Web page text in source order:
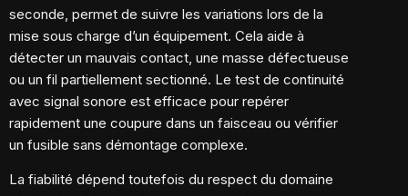
seconde, permet de suivre les variations lors de la
mise sous charge d’un équipement. Cela aide à
détecter un mauvais contact, une masse défectueuse
ou un fil partiellement sectionné. Le test de continuité
avec signal sonore est efficace pour repérer
rapidement une coupure dans un faisceau ou vérifier
un fusible sans démontage complexe.
La fiabilité dépend toutefois du respect du domaine